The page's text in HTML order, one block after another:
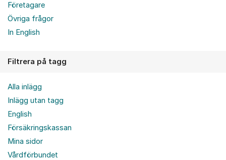
Företagare
Övriga frågor
In English
Filtrera på tagg
Alla inlägg
Inlägg utan tagg
English
Försäkringskassan
Mina sidor
Vårdförbundet